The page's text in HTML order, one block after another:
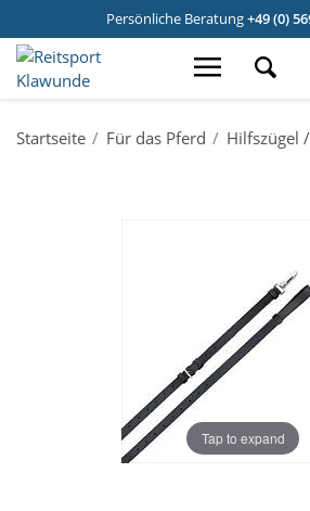
Persönliche Beratung+49 (0)
Startseite Für das Pferd Hilfszügel
Tap to expand